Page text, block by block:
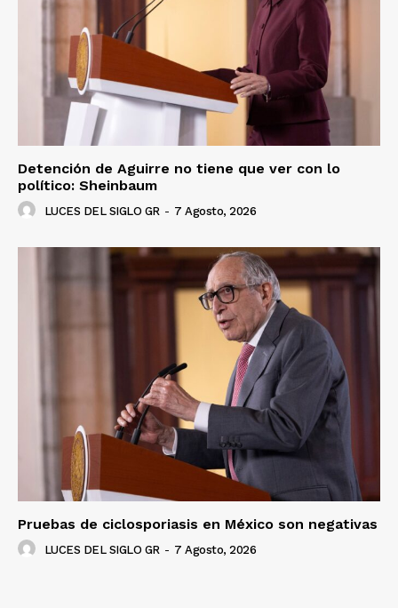
Del Siglo
Detención de Aguirre no tiene que ver con lo
político: Sheinbaum
LUCES DEL SIGLO GR - 7 Agosto, 2026
Pruebas de ciclosporiasis en México son negativas
LUCES DEL SIGLO GR - 7 Agosto, 2026